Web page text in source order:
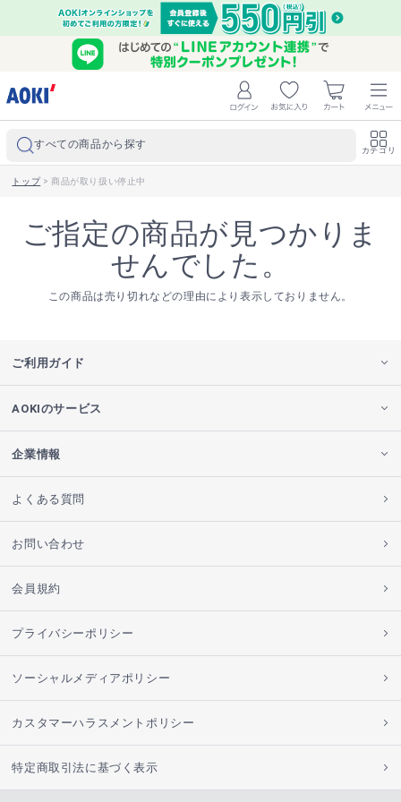
すべての商品から探す カテゴリ
トップ> 商品が取り扱い停止中
ご指定の商品が見つかりま
せんでした。
この商品は売り切れなどの理由により表示しておりません。
ご利用ガイド
AOKIのサービス
企業情報
よくある質問
お問い合わせ
会員規約
プライバシーポリシー
ソーシャルメディアポリシー
カスタマーハラスメントポリシー
特定商取引法に基づく表示